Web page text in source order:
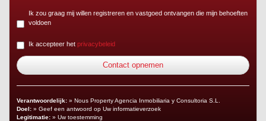
Ik zou graag mij willen registreren en vastgoed ontvangen die mijn behoeften
voldoen
Ik accepteer het privacybeleid
Verantwoordelijk: » Nous Property Agencia Inmobiliaria y Consultoria S.L.
Doel: » Geef een antwoord op Uw informatieverzoek
Legitimatie: » Uw toestemming